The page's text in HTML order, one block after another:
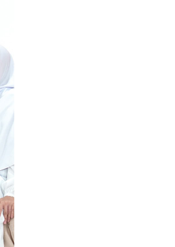
Inner Pants Aiza
kaki kamu yang
Karet
yang bisa kamu
Bahan kainnya